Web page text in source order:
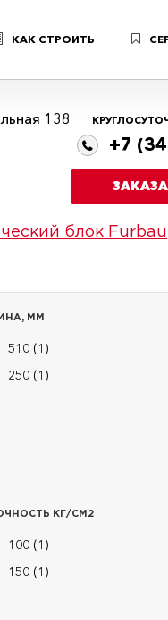
КАК СТРОИТЬ
138
+7
блок Furbau
ММ
510 (1 )
250 (1 )
КГ/СМ2
100 (1 )
150 (1 )